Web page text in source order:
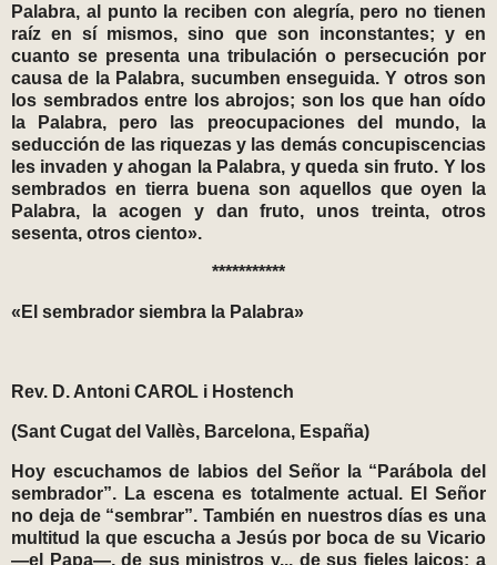
Palabra, al punto la reciben con alegría, pero no tienen
raíz en sí mismos, sino que son inconstantes; y en
cuanto se presenta una tribulación o persecución por
causa de la Palabra, sucumben enseguida. Y otros son
los sembrados entre los abrojos; son los que han oído
la Palabra, pero las preocupaciones del mundo, la
seducción de las riquezas y las demás concupiscencias
les invaden y ahogan la Palabra, y queda sin fruto. Y los
sembrados en tierra buena son aquellos que oyen la
Palabra, la acogen y dan fruto, unos treinta, otros
sesenta, otros ciento».
***********
«El sembrador siembra la Palabra»
Rev. D. Antoni CAROL i Hostench
(Sant Cugat del Vallès, Barcelona, España)
Hoy escuchamos de labios del Señor la “Parábola del
sembrador”. La escena es totalmente actual. El Señor
no deja de “sembrar”. También en nuestros días es una
multitud la que escucha a Jesús por boca de su Vicario
—el Papa—, de sus ministros y... de sus fieles laicos: a